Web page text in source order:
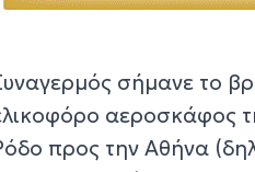
σήμανε το
αεροσκάφος
προς την Αθήνα